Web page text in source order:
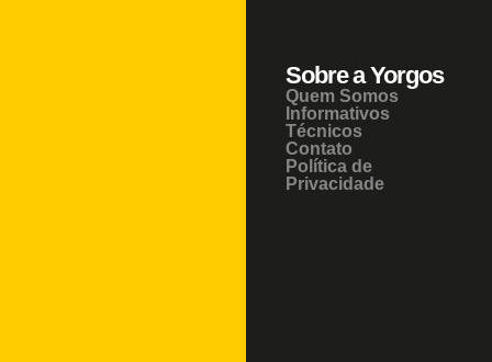
Sobre a Yorgos
Quem Somos
Informativos
Técnicos
Contato
Política de
Privacidade